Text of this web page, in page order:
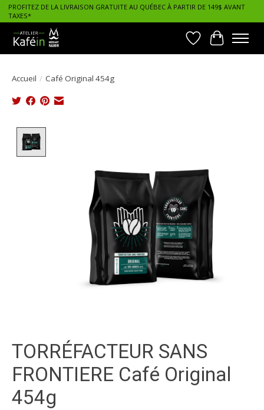
PROFITEZ DE LA LIVRAISON GRATUITE AU QUÉBEC À PARTIR DE 149$ AVANT
TAXES*
Liste dePanier
Accueil / Café Original 454g
TORRÉFACTEUR SANS
FRONTIERE Café Original
454g